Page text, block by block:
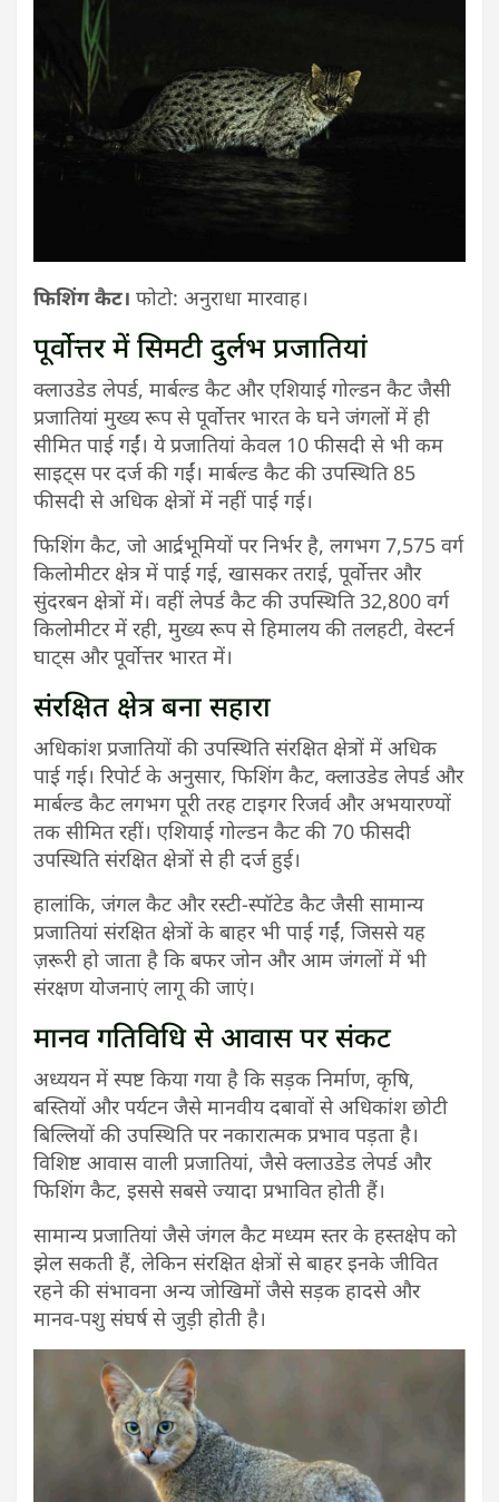
फिशिंग कैट। फोटो: अनुराधा मारवाह।
पूर्वोत्तर में सिमटी दुर्लभ प्रजातियां
क्लाउडेड लेपर्ड, मार्बल्ड कैट और एशियाई गोल्डन कैट जैसी
प्रजातियां मुख्य रूप से पूर्वोत्तर भारत के घने जंगलों में ही
सीमित पाई गईं। ये प्रजातियां केवल 10 फीसदी से भी कम
साइट्स पर दर्ज की गईं। मार्बल्ड कैट की उपस्थिति 85
फीसदी से अधिक क्षेत्रों में नहीं पाई गई।
फिशिंग कैट, जो आर्द्रभूमियों पर निर्भर है, लगभग 7,575 वर्ग
किलोमीटर क्षेत्र में पाई गई, खासकर तराई, पूर्वोत्तर और
सुंदरबन क्षेत्रों में। वहीं लेपर्ड कैट की उपस्थिति 32,800 वर्ग
किलोमीटर में रही, मुख्य रूप से हिमालय की तलहटी, वेस्टर्न
घाट्स और पूर्वोत्तर भारत में।
संरक्षित क्षेत्र बना सहारा
अधिकांश प्रजातियों की उपस्थिति संरक्षित क्षेत्रों में अधिक
पाई गई। रिपोर्ट के अनुसार, फिशिंग कैट, क्लाउडेड लेपर्ड और
मार्बल्ड कैट लगभग पूरी तरह टाइगर रिजर्व और अभयारण्यों
तक सीमित रहीं। एशियाई गोल्डन कैट की 70 फीसदी
उपस्थिति संरक्षित क्षेत्रों से ही दर्ज हुई।
हालांकि, जंगल कैट और रस्‍टी-स्‍पॉटेड कैट जैसी सामान्य
प्रजातियां संरक्षित क्षेत्रों के बाहर भी पाई गईं, जिससे यह
ज़रूरी हो जाता है कि बफर जोन और आम जंगलों में भी
संरक्षण योजनाएं लागू की जाएं।
मानव गतिविधि से आवास पर संकट
अध्ययन में स्पष्ट किया गया है कि सड़क निर्माण, कृषि,
बस्तियों और पर्यटन जैसे मानवीय दबावों से अधिकांश छोटी
बिल्लियों की उपस्थिति पर नकारात्मक प्रभाव पड़ता है।
विशिष्ट आवास वाली प्रजातियां, जैसे क्लाउडेड लेपर्ड और
फिशिंग कैट, इससे सबसे ज्यादा प्रभावित होती हैं।
सामान्य प्रजातियां जैसे जंगल कैट मध्यम स्तर के हस्तक्षेप को
झेल सकती हैं, लेकिन संरक्षित क्षेत्रों से बाहर इनके जीवित
रहने की संभावना अन्य जोखिमों जैसे सड़क हादसे और
मानव-पशु संघर्ष से जुड़ी होती है।